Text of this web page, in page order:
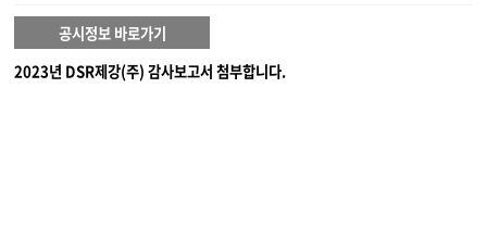
공시정보 바로가기
2023년 DSR제강(주) 감사보고서 첨부합니다.